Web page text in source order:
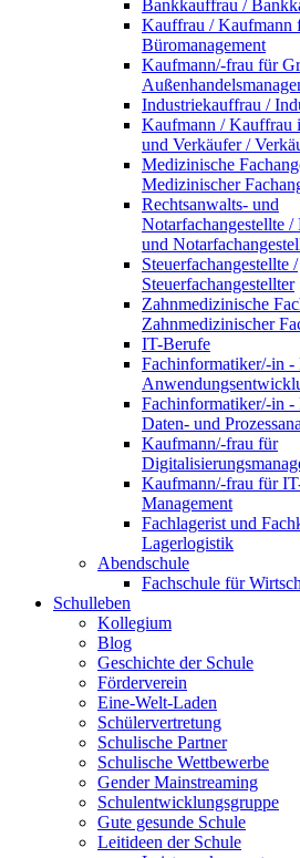
Bankkauffrau /
Kauffrau / Kaufmann
Büromanagement
Kaufmann/-frau für
Industriekauffrau /
Kaufmann / Kauffrau
und Verkäufer /
Medizinische
Medizinischer
Rechtsanwalts- und
Notarfachangestellte /
und
Steuerfachangestellte /
Steuerfachangestellter
Zahnmedizinische
Zahnmedizinischer
IT-Berufe
Fachinformatiker/-in -
Fachinformatiker/-in -
Daten- und
Kaufmann/-frau für
Kaufmann/-frau für
Management
Fachlagerist und
Lagerlogistik
Abendschule
Fachschule für
Schulleben
Kollegium
Blog
Geschichte der Schule
Förderverein
Eine-Welt-Laden
Schülervertretung
Schulische Partner
Schulische Wettbewerbe
Gender Mainstreaming
Schulentwicklungsgruppe
Gute gesunde Schule
Leitideen der Schule